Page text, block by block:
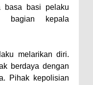
Perikanan
Pandangan
DPRD terhadap
APBD Kota Bima
HUT
basa basi pelaku
bagian kepala
melarikan diri.
berdaya dengan
Pihak kepolisian